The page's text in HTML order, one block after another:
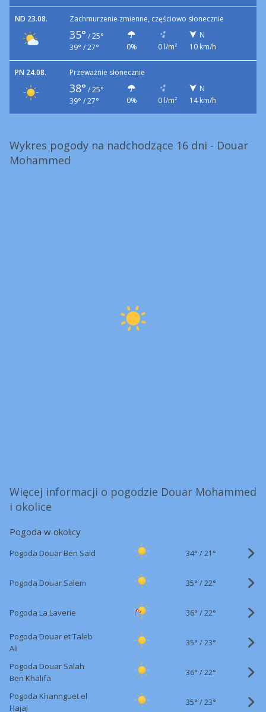
ND 23.08. Zachmurzenie zmienne, częściowo słonecznie
35° / 25°
39° / 27°
0% 0 l/m²
N
10 km/h
PN 24.08. Przeważnie słonecznie
38° / 25°
39° / 27°
0% 0 l/m²
N
14 km/h
Wykres pogody na nadchodzące 16 dni - Douar
Mohammed
Więcej informacji o pogodzie Douar Mohammed
i okolice
Pogoda w okolicy
Pogoda Douar Ben Saïd 34° /21°
Pogoda Douar Salem 35° /22°
Pogoda La Laverie 36° /22°
Pogoda Douar et Taleb
Ali
35° /23°
Pogoda Douar Salah
Ben Khalifa
36° /22°
Pogoda Khannguet el
Hajaj
35° /23°